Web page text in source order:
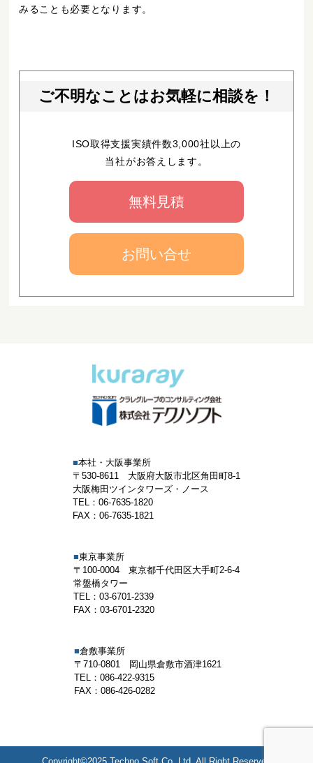
みることも必要となります。
ご不明なことはお気軽に相談を！
ISO取得支援実績件数3,000社以上の
当社がお答えします。
無料見積
お問い合せ
■本社・大阪事業所
〒530-8611 大阪府大阪市北区角田町8-1
大阪梅田ツインタワーズ・ノース
TEL：06-7635-1820
FAX：06-7635-1821
■東京事業所
〒100-0004 東京都千代田区大手町2-6-4
常盤橋タワー
TEL：03-6701-2339
FAX：03-6701-2320
■倉敷事業所
〒710-0801 岡山県倉敷市酒津1621
TEL：086-422-9315
FAX：086-426-0282